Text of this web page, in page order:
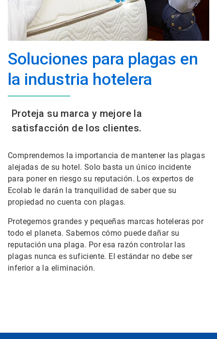
Soluciones para plagas en
la industria hotelera
Proteja su marca y mejore la
satisfacción de los clientes.
Comprendemos la importancia de mantener las plagas
alejadas de su hotel. Solo basta un único incidente
para poner en riesgo su reputación. Los expertos de
Ecolab le darán la tranquilidad de saber que su
propiedad no cuenta con plagas.
Protegemos grandes y pequeñas marcas hoteleras por
todo el planeta. Sabemos cómo puede dañar su
reputación una plaga. Por esa razón controlar las
plagas nunca es suficiente. El estándar no debe ser
inferior a la eliminación.